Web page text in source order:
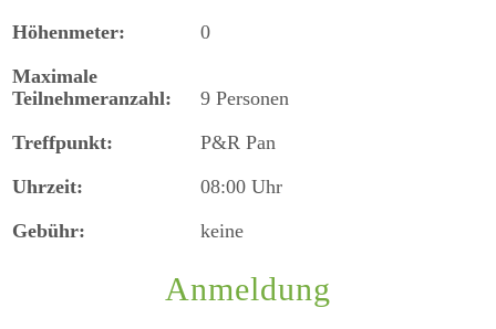
Allgemein
Kinder und Jugend
Bärige Bergbären
Familien
Frauen
Höhenmeter:
0
Maximale
Teilnehmeranzahl:
9 Personen
Treffpunkt:
P&R Pan
Uhrzeit:
08:00 Uhr
Gebühr:
keine
Anmeldung